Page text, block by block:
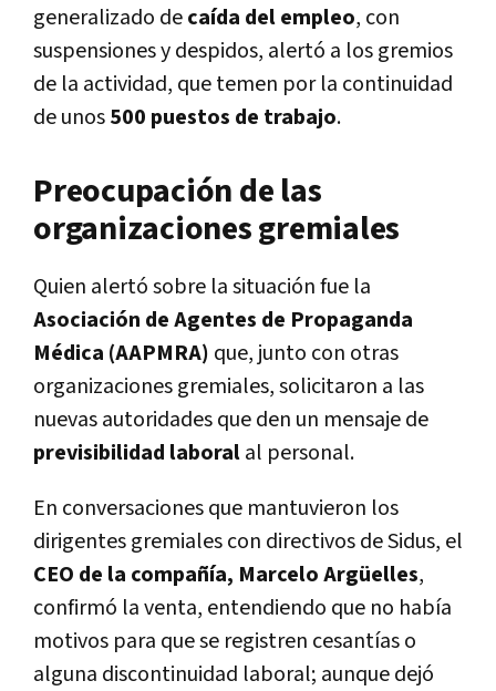
generalizado decaída del empleo, con
suspensiones y despidos, alertó a los gremios
de la actividad, que temen por la continuidad
de unos500 puestos de trabajo.
Preocupación de las
organizaciones gremiales
Quien alertó sobre la situación fue la
Asociación de Agentes de Propaganda
Médica (AAPMRA) que, junto con otras
organizaciones gremiales, solicitaron a las
nuevas autoridades que den un mensaje de
previsibilidad laboralal personal.
En conversaciones que mantuvieron los
dirigentes gremiales con directivos de Sidus, el
CEO de la compañía, Marcelo Argüelles,
confirmó la venta, entendiendo que no había
motivos para que se registren cesantías o
alguna discontinuidad laboral; aunque dejó